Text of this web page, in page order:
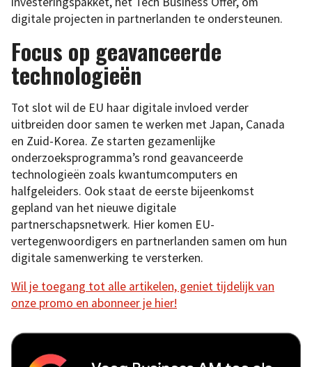
digitale projecten in partnerlanden te ondersteunen.
Focus op geavanceerde
technologieën
Tot slot wil de EU haar digitale invloed verder
uitbreiden door samen te werken met Japan, Canada
en Zuid-Korea. Ze starten gezamenlijke
onderzoeksprogramma’s rond geavanceerde
technologieën zoals kwantumcomputers en
halfgeleiders. Ook staat de eerste bijeenkomst
gepland van het nieuwe digitale
partnerschapsnetwerk. Hier komen EU-
vertegenwoordigers en partnerlanden samen om hun
digitale samenwerking te versterken.
Wil je toegang tot alle artikelen, geniet tijdelijk van
onze promo en abonneer je hier!